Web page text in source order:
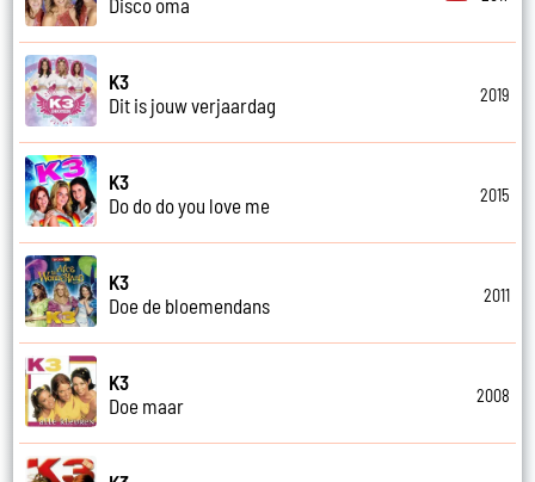
K3
Dit is jouw verjaardag
2019
K3
Do do do you love me
2015
K3
Doe de bloemendans
2011
K3
Doe maar
2008